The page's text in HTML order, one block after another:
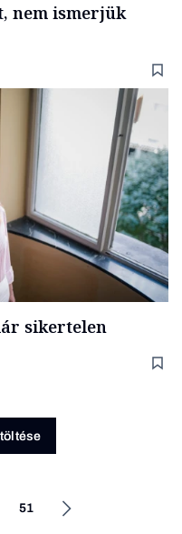
nem ismerjük
sikertelen
51